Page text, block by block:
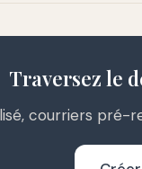
Traversez le
courriers pré-